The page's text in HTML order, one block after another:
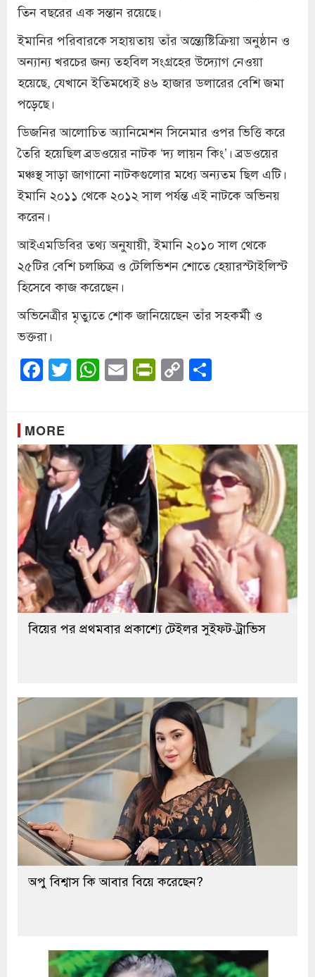
তিন বছরের এক সন্তান রয়েছে।
ইমানির পরিবারকে সহায়তায় তাঁর অন্ত্যেষ্টিক্রিয়া অনুষ্ঠান ও
অন্যান্য খরচের জন্য তহবিল সংগ্রহের উদ্যোগ নেওয়া
হয়েছে, যেখানে ইতিমধ্যেই ৪৬ হাজার ডলারের বেশি জমা
পড়েছে।
ডিজনির আলোচিত অ্যানিমেশন সিনেমার ওপর ভিত্তি করে
তৈরি হয়েছিল ব্রডওয়ের নাটক ‘দ্য লায়ন কিং’। ব্রডওয়ের
মঞ্চস্থ সাড়া জাগানো নাটকগুলোর মধ্যে অন্যতম ছিল এটি।
ইমানি ২০১১ থেকে ২০১২ সাল পর্যন্ত এই নাটকে অভিনয়
করেন।
আইএমডিবির তথ্য অনুযায়ী, ইমানি ২০১০ সাল থেকে
২৫টির বেশি চলচ্চিত্র ও টেলিভিশন শোতে হেয়ারস্টাইলিস্ট
হিসেবে কাজ করেছেন।
অভিনেত্রীর মৃত্যুতে শোক জানিয়েছেন তাঁর সহকর্মী ও
ভক্তরা।
Facebook
Twitter
WhatsApp
EmailPrintFriendly
Copy
Link
MORE
বিয়ের পর প্রথমবার প্রকাশ্যে টেইলর সুইফট-ট্রাভিস
অপু বিশ্বাস কি আবার বিয়ে করেছেন?